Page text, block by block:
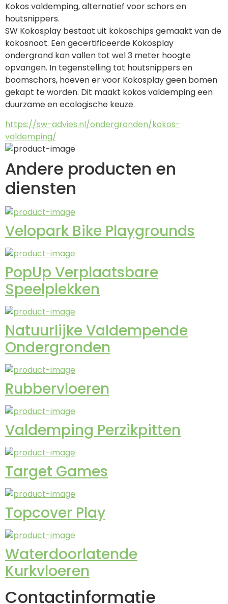
Kokos valdemping, alternatief voor schors en
houtsnippers.
SW Kokosplay bestaat uit kokoschips gemaakt van de
kokosnoot. Een gecertificeerde Kokosplay
ondergrond kan vallen tot wel 3 meter hoogte
opvangen. In tegenstelling tot houtsnippers en
boomschors, hoeven er voor Kokosplay geen bomen
gekapt te worden. Dit maakt kokos valdemping een
duurzame en ecologische keuze.
https://sw-advies.nl/ondergronden/kokos-
valdemping/
Andere producten en
diensten
Velopark Bike Playgrounds
PopUp Verplaatsbare
Speelplekken
Natuurlijke Valdempende
Ondergronden
Rubbervloeren
Valdemping Perzikpitten
Target Games
Topcover Play
Waterdoorlatende
Kurkvloeren
Contactinformatie